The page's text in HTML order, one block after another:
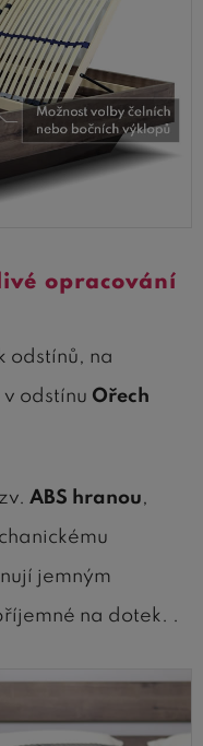
opracování
odstínů, na
odstínu Ořech
ABS hranou,
jemným
na dotek. .